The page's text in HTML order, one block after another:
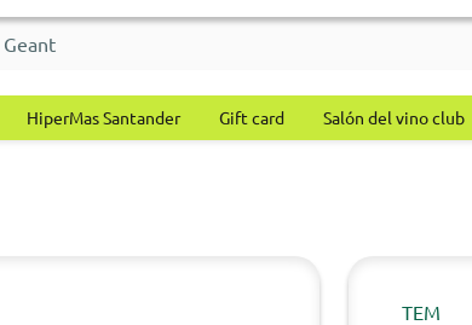
HiperMas Santander Gift card Salón del vino club
TEM